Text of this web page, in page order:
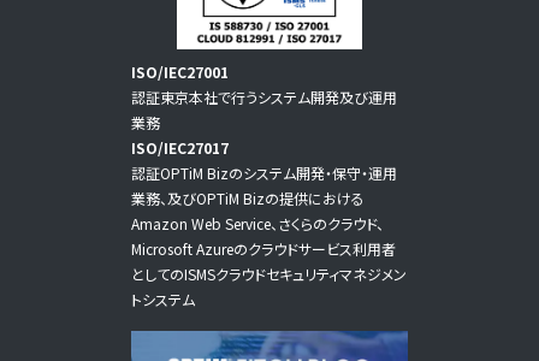
ISO/IEC27001
認証東京本社で行うシステム開発及び運用
業務
ISO/IEC27017
認証OPTiM Bizのシステム開発・保守・運用
業務、及びOPTiM Bizの提供における
Amazon Web Service、さくらのクラウド、
Microsoft Azureのクラウドサービス利用者
としてのISMSクラウドセキュリティマネジメン
トシステム